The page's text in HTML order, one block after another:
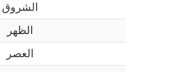
الشروق
الظهر
العصر